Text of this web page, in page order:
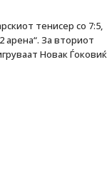
тенисер со 7:5,
арена“. За вториот
Новак Ѓоковиќ